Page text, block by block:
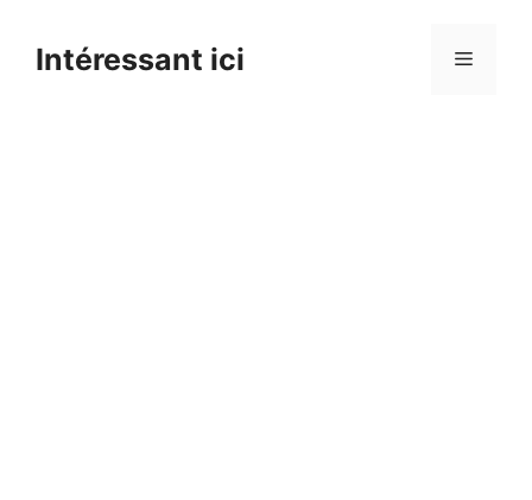
contentIntéressant ici Menu